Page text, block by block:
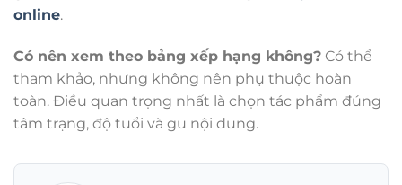
online.
Có nên xem theo bảng xếp hạng không? Có thể
tham khảo, nhưng không nên phụ thuộc hoàn
toàn. Điều quan trọng nhất là chọn tác phẩm đúng
tâm trạng, độ tuổi và gu nội dung.